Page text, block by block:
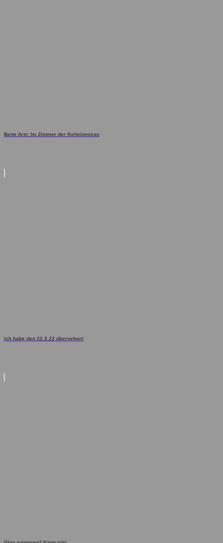
Beim Arzt: Im Zimmer der Geheimnisse
Ich habe den 22.2.22 übersehen!